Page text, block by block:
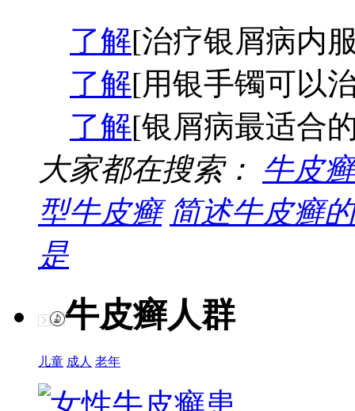
了解[治疗银屑病内
了解[用银手镯可以
了解[银屑病最适合
大家都在搜索： 牛皮
型牛皮癣 简述牛皮癣
是
牛皮癣人群
儿童 成人 老年